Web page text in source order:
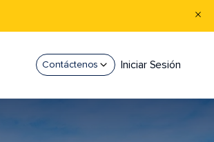
Contáctenos Iniciar Sesión